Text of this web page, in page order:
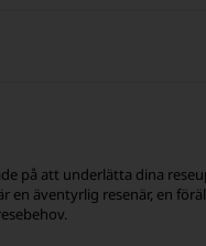
på att underlätta dina
en äventyrlig resenär, en